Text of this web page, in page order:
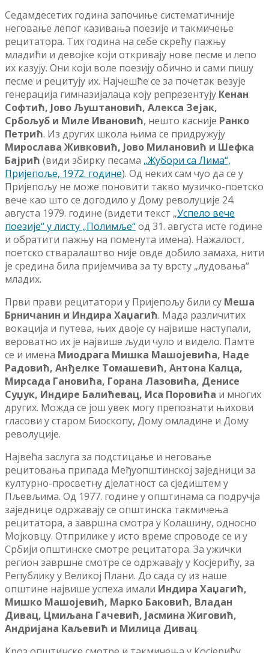
Седамдесетих година започиње систематичније
неговање лепог казивања поезије и такмичење
рецитатора. Тих година на себе скрећу пажњу
младићи и девојке који откривају нове песме и лепо
их казују. Они који воле поезију обично и сами пишу
песме и рецитују их. Најчешће се за почетак везује
генерација гимназијалаца коју репрезентују Кенан
Софтић, Јово Љуштановић, Алекса Зејак,
Србољуб и Миле Ивановић, нешто касније Ранко
Петрић. Из других школа њима се придружују
Мирослава Живковић, Јово Милановић и Шефка
Бајрић (види збирку песама „Жубори са Лима“,
Пријепоље, 1972. године). Од неких сам чуо да се у
Пријепољу не може поновити такво музичко-поетско
вече као што се догодило у Дому револуције 24.
августа 1979. године (видети текст „Успело вече
поезије“ у листу „Полимље“од 31. августа исте године
и обратити пажњу на поменута имена). Нажалост,
поетско стваралаштво није овде добило замаха, нити
је средина била пријемчива за ту врсту „лудовања“
младих.
Први прави рецитатори у Пријепољу били су Меша
Брничанин и Индира Хаџагић. Мада различитих
вокација и путева, њих двоје су највише наступали,
вероватно их је највише људи чуло и видело. Памте
се и имена Миодрага Мишка Машојевића, Наде
Радовић, Анђелке Томашевић, Антона Калца,
Мирсада Гановића, Горана Лазовића, Денисе
Суџук, Индире Балићевац, Иса Поровића и многих
других. Можда се још увек могу препознати њихови
гласови у старом Биоскопу, Дому омладине и Дому
револуције.
Највећа заслуга за подстицање и неговање
рецитовања припада Међуопштинској заједници за
културно-просветну дјелатност са сједиштем у
Пљевљима. Од 1977. године у општинама са подручја
заједнице одржавају се општинска такмичења
рецитатора, а завршна смотра у Колашину, односно
Мојковцу. Отприлике у исто време спроводе се и у
Србији општинске смотре рецитатора. За ужички
регион завршне смотре се одржавају у Косјерићу, за
Републику у Великој Плани. До сада су из наше
општине највише успеха имали Индира Хаџагић,
Мишко Машојевић, Марко Баковић, Владан
Дивац, Цмиљана Гачевић, Јасмина Жиговић,
Андријана Каљевић и Милица Дивац.